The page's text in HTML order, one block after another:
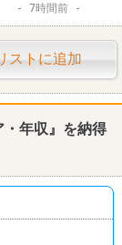
7時間前
ストに追加
・年収』を納得